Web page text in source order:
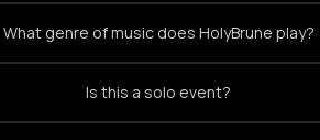
What genre of music does HolyBrune play?
Is this a solo event?